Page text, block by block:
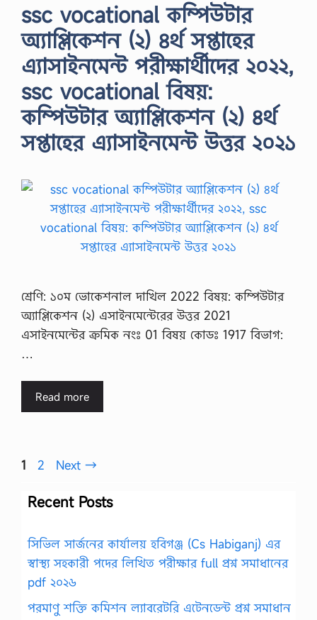
ssc vocational কম্পিউটার
অ্যাপ্লিকেশন (২) ৪র্থ সপ্তাহের
এ্যাসাইনমেন্ট পরীক্ষার্থীদের ২০২২,
ssc vocational বিষয়:
কম্পিউটার অ্যাপ্লিকেশন (২) ৪র্থ
সপ্তাহের এ্যাসাইনমেন্ট উত্তর ২০২১
শ্রেণি: ১০ম ভোকেশনাল দাখিল 2022 বিষয়: কম্পিউটার
অ্যাপ্লিকেশন (২) এসাইনমেন্টেরের উত্তর 2021
এসাইনমেন্টের ক্রমিক নংঃ 01 বিষয় কোডঃ 1917 বিভাগ:
…
Read more
Page
1 Page
2 Next →
Recent Posts
সিভিল সার্জনের কার্যালয় হবিগঞ্জ (Cs Habiganj) এর
স্বাস্থ্য সহকারী পদের লিখিত পরীক্ষার full প্রশ্ন সমাধানের
pdf ২০২৬
পরমাণু শক্তি কমিশন ল্যাবরেটরি এটেনডেন্ট প্রশ্ন সমাধান